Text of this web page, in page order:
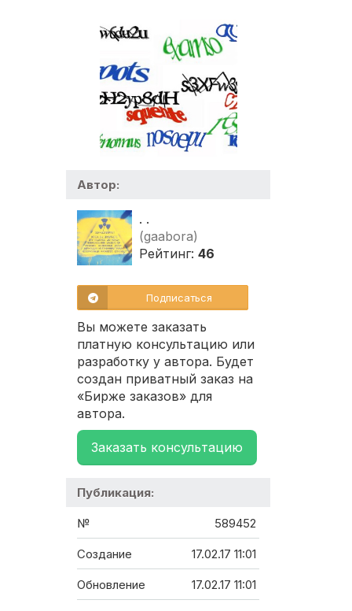
Автор:
. .
(gaabora)
Рейтинг: 46
Подписаться
Вы можете заказать
платную консультацию или
разработку у автора. Будет
создан приватный заказ на
«Бирже заказов» для
автора.
Заказать консультацию
Публикация:
№ 589452
Создание 17.02.17 11:01
Обновление 17.02.17 11:01